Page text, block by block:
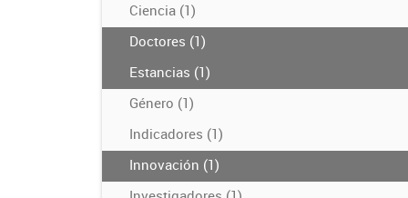
Ciencia (1)
Doctores (1)
Estancias (1)
Género (1)
Indicadores (1)
Innovación (1)